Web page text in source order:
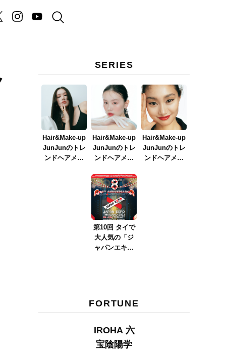
SERIES
Hair&Make-up
JunJunのトレ
ンドヘアメイ
Hair&Make-up
JunJunのトレ
ンドヘアメイ
イク
ver.2023』
Hair&Make-up
JunJunのトレ
ンドヘアメイ
第10回 タイで
大人気の「ジ
ャパンエキス
FORTUNE
IROHA 六
宝陰陽学